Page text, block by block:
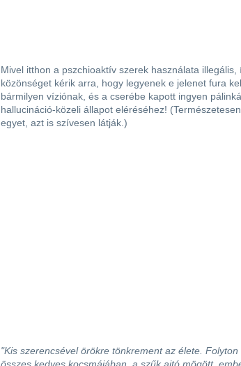
Mivel itthon a pszchioaktív szerek használata illegális,
közönséget kérik arra, hogy legyenek e jelenet fura
bármilyen víziónak, és a cserébe kapott ingyen
hallucináció-közeli állapot eléréséhez!
egyet, azt is szívesen látják.)
"Kis szerencsével örökre tönkrement az élete.